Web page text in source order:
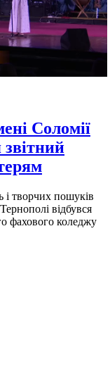
Соломії
і творчих пошуків
відбувся
фахового коледжу